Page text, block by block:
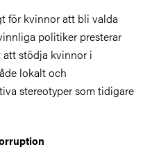
för kvinnor att bli valda
politiker presterar
att stödja kvinnor i
lokalt och
stereotyper som tidigare